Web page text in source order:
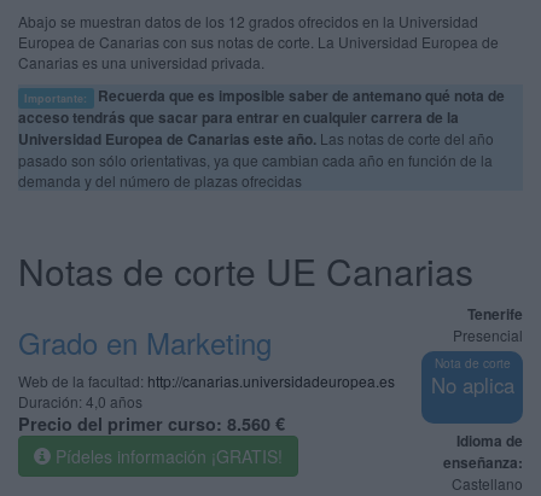
Abajo se muestran datos de los 12 grados ofrecidos en la Universidad
Europea de Canarias con sus notas de corte. La Universidad Europea de
Canarias es una universidad privada.
Importante:
Recuerda que es imposible saber de antemano qué nota de
acceso tendrás que sacar para entrar en cualquier carrera de la
Universidad Europea de Canarias este año. Las notas de corte del año
pasado son sólo orientativas, ya que cambian cada año en función de la
demanda y del número de plazas ofrecidas
Notas de corte UE Canarias
Tenerife
Presencial
Nota de corte
No aplica
Idioma de
enseñanza:
Castellano
Grado en Marketing
Web de la facultad: http://canarias.universidadeuropea.es
Duración: 4,0 años
Precio del primer curso: 8.560 €
Pídeles información ¡GRATIS!